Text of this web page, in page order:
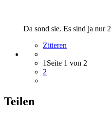
Da sond sie. Es sind ja nur 2
Zitieren
1 Seite 1 von 2
2
Teilen